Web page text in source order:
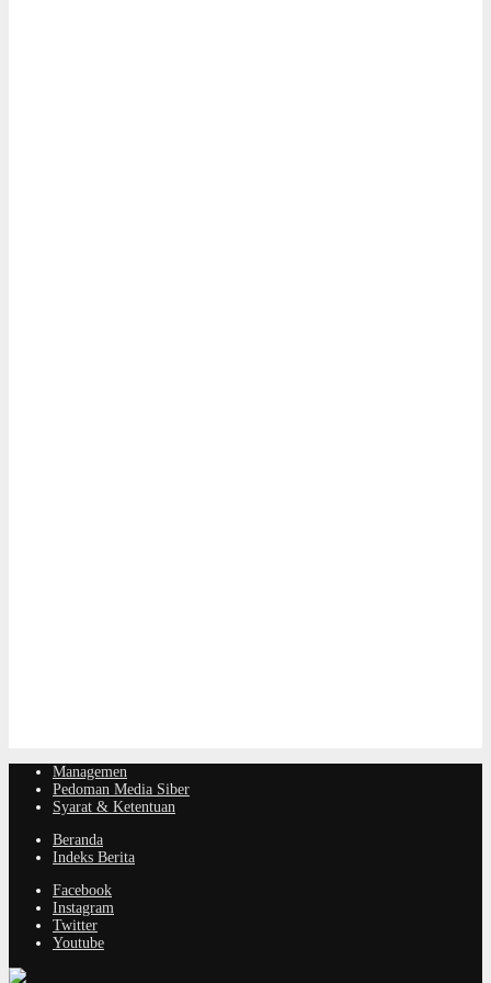
Managemen
Pedoman Media Siber
Syarat & Ketentuan
Beranda
Indeks Berita
Facebook
Instagram
Twitter
Youtube